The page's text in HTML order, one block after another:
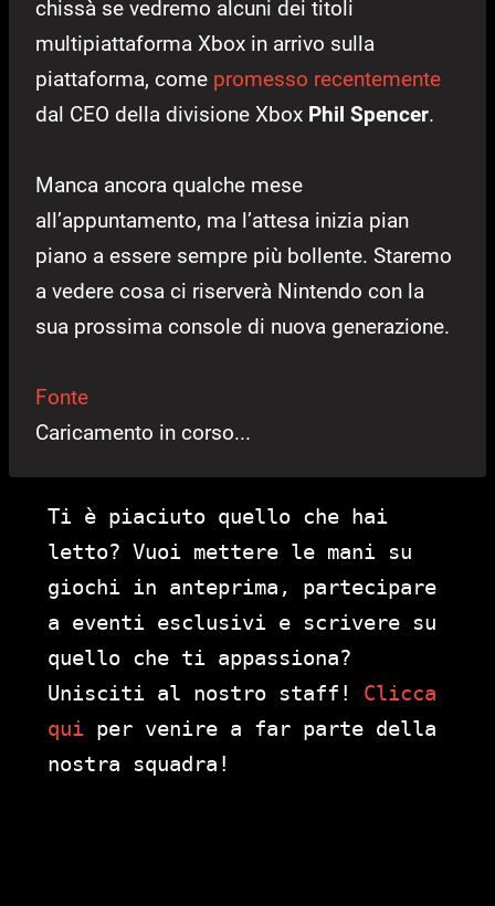
chissà se vedremo alcuni dei titoli
multipiattaforma Xbox in arrivo sulla
piattaforma, come promesso recentemente
dal CEO della divisione Xbox Phil Spencer.
Manca ancora qualche mese
all’appuntamento, ma l’attesa inizia pian
piano a essere sempre più bollente. Staremo
a vedere cosa ci riserverà Nintendo con la
sua prossima console di nuova generazione.
Fonte
Caricamento in corso...
Ti è piaciuto quello che hai
letto? Vuoi mettere le mani su
giochi in anteprima, partecipare
a eventi esclusivi e scrivere su
quello che ti appassiona?
Unisciti al nostro staff! Clicca
qui per venire a far parte della
nostra squadra!